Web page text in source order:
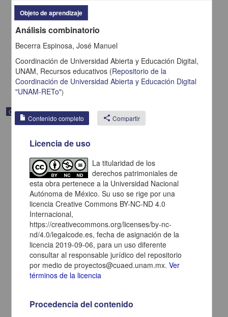
Función Inversa
Becerra Espinosa, José Manuel - Coordinación de Universidad
Abierta y Educación a Distancia, UNAM; Dirección General de la
2019-09-06
Objeto de aprendizaje
Modelado de funciones
Becerra Espinosa, José Manuel - Coordinación de Universidad
Abierta y Educación a Distancia, UNAM; Dirección General de la
Multidisciplina
Objeto de aprendizaje
Análisis combinatorio
Becerra Espinosa, José Manuel
Coordinación de Universidad Abierta y Educación Digital,
UNAM, Recursos educativos (Repositorio de la
Coordinación de Universidad Abierta y Educación Digital
"UNAM-RETo")
Contenido completo share Compartir
Licencia de uso
La titularidad de los
derechos patrimoniales de
esta obra pertenece a la Universidad Nacional
Autónoma de México. Su uso se rige por una
licencia Creative Commons BY-NC-ND 4.0
Internacional,
https://creativecommons.org/licenses/by-nc-
nd/4.0/legalcode.es, fecha de asignación de la
licencia 2019-09-06, para un uso diferente
consultar al responsable jurídico del repositorio
por medio de proyectos@cuaed.unam.mx.Ver
términos de la licencia
Procedencia del contenido